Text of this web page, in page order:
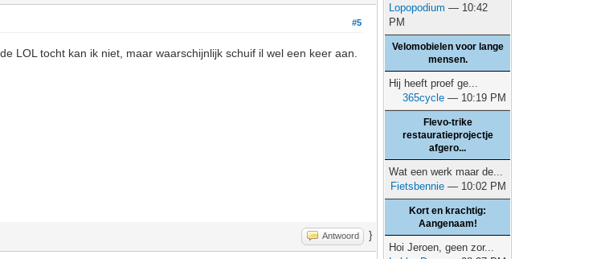
#5
LOL tocht kan ik niet, maar waarschijnlijk schuif il wel een keer aan.
Antwoord }
Lopopodium — 10:42
PM
Velomobielen voor lange
mensen.
Hij heeft proef ge...
365cycle — 10:19 PM
Flevo-trike
restauratieprojectje
afgero...
Wat een werk maar de...
Fietsbennie — 10:02 PM
Kort en krachtig:
Aangenaam!
Hoi Jeroen, geen zor...